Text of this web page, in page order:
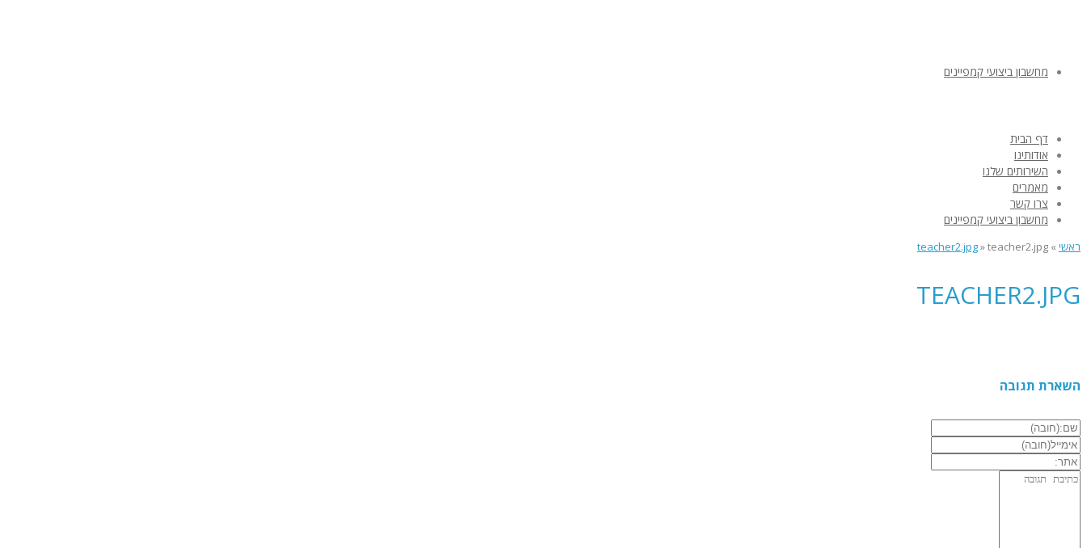
מחשבון ביצועי קמפיינים
דף הבית
אודותינו
השירותים שלנו
מאמרים
צרו קשר
מחשבון ביצועי קמפיינים
ראשי »
teacher2.jpg»teacher2.jpg
TEACHER2.JPG
השארת תגובה